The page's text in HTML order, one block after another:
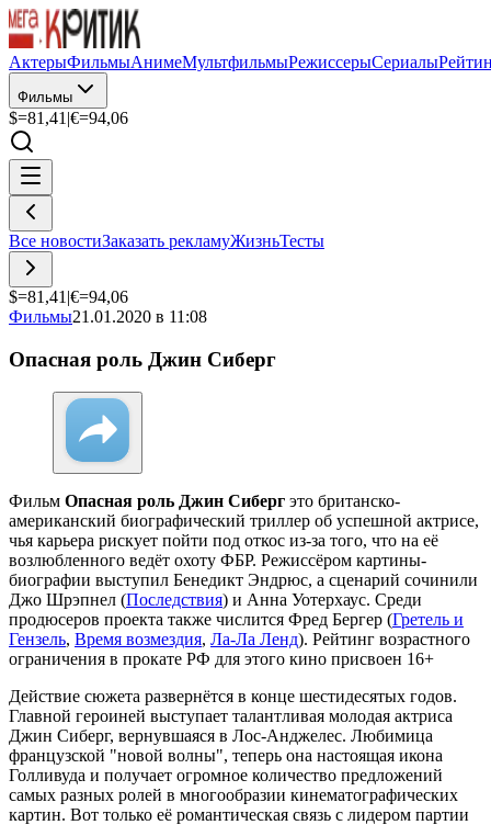
АктерыФильмыАнимеМультфильмыРежиссерыСериалы
Фильмы
$=81,41 |€=94,06
Все новостиЗаказать рекламуЖизньТесты
$=81,41 |€=94,06
Фильмы21.01.2020 в 11:08
Опасная роль Джин Сиберг
Фильм Опасная роль Джин Сиберг это британско-
американский биографический триллер об успешной актрисе,
чья карьера рискует пойти под откос из-за того, что на её
возлюбленного ведёт охоту ФБР. Режиссёром картины-
биографии выступил Бенедикт Эндрюс, а сценарий сочинили
Джо Шрэпнел (Последствия) и Анна Уотерхаус. Среди
продюсеров проекта также числится Фред Бергер (Гретель и
Гензель, Время возмездия, Ла-Ла Ленд). Рейтинг возрастного
ограничения в прокате РФ для этого кино присвоен 16+
Действие сюжета развернётся в конце шестидесятых годов.
Главной героиней выступает талантливая молодая актриса
Джин Сиберг, вернувшаяся в Лос-Анджелес. Любимица
французской "новой волны", теперь она настоящая икона
Голливуда и получает огромное количество предложений
самых разных ролей в многообразии кинематографических
картин. Вот только её романтическая связь с лидером партии